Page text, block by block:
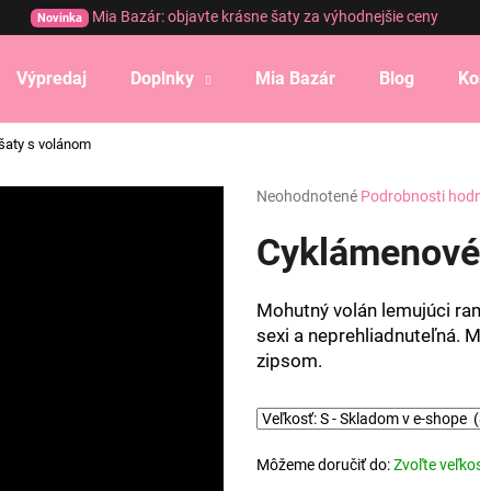
Novinka Mia Bazár: objavte krásne šaty za výhodnejšie ceny
Výpredaj Doplnky Mia Bazár Blog
s volánom
Priemerné
produktu
je
5
hviezdičiek.
Neohodnotené Podrobnosti
Mohutný volán lemujúci
sexi a neprehliadnuteľná.
zipsom.
Môžeme doručiť do:Zvoľte
Čo potrebujete nájsť?
HĽADAŤ